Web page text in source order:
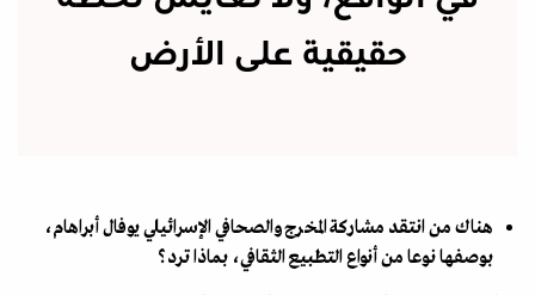
حقيقية على الأرض
هناك من انتقد مشاركة المخرج والصحافي الإسرائيلي يوفال أبراهام،
بوصفها نوعا من أنواع التطبيع الثقافي، بماذا ترد؟